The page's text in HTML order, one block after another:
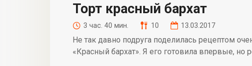
Торт красный бархат
3 час. 40 мин. 10 13.03.2017
Не так давно подруга поделилась рецептом
«Красный бархат». Я его готовила впервые, но